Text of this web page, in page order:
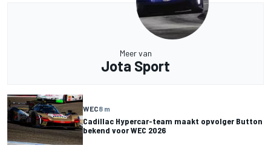
Meer van
Jota Sport
WEC8 m
Cadillac Hypercar-team maakt opvolger Button
bekend voor WEC 2026